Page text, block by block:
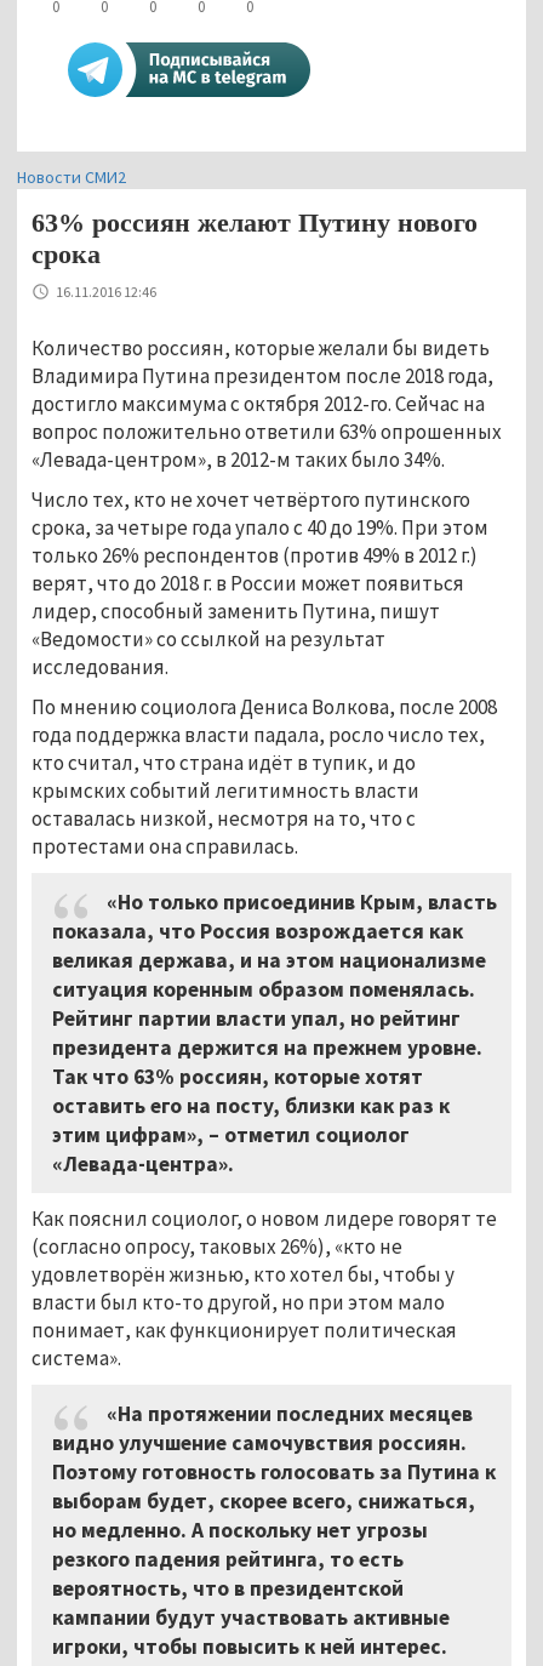
0 0 0 0 0
Новости СМИ2
63% россиян желают Путину нового
срока
16.11.2016 12:46
Количество россиян, которые желали бы видеть
Владимира Путина президентом после 2018 года,
достигло максимума с октября 2012-го. Сейчас на
вопрос положительно ответили 63% опрошенных
«Левада-центром», в 2012-м таких было 34%.
Число тех, кто не хочет четвёртого путинского
срока, за четыре года упало с 40 до 19%. При этом
только 26% респондентов (против 49% в 2012 г.)
верят, что до 2018 г. в России может появиться
лидер, способный заменить Путина, пишут
«Ведомости» со ссылкой на результат
исследования.
По мнению социолога Дениса Волкова, после 2008
года поддержка власти падала, росло число тех,
кто считал, что страна идёт в тупик, и до
крымских событий легитимность власти
оставалась низкой, несмотря на то, что с
протестами она справилась.
«Но только присоединив Крым, власть
показала, что Россия возрождается как
великая держава, и на этом национализме
ситуация коренным образом поменялась.
Рейтинг партии власти упал, но рейтинг
президента держится на прежнем уровне.
Так что 63% россиян, которые хотят
оставить его на посту, близки как раз к
этим цифрам», – отметил социолог
«Левада-центра».
Как пояснил социолог, о новом лидере говорят те
(согласно опросу, таковых 26%), «кто не
удовлетворён жизнью, кто хотел бы, чтобы у
власти был кто-то другой, но при этом мало
понимает, как функционирует политическая
система».
«На протяжении последних месяцев
видно улучшение самочувствия россиян.
Поэтому готовность голосовать за Путина к
выборам будет, скорее всего, снижаться,
но медленно. А поскольку нет угрозы
резкого падения рейтинга, то есть
вероятность, что в президентской
кампании будут участвовать активные
игроки, чтобы повысить к ней интерес.